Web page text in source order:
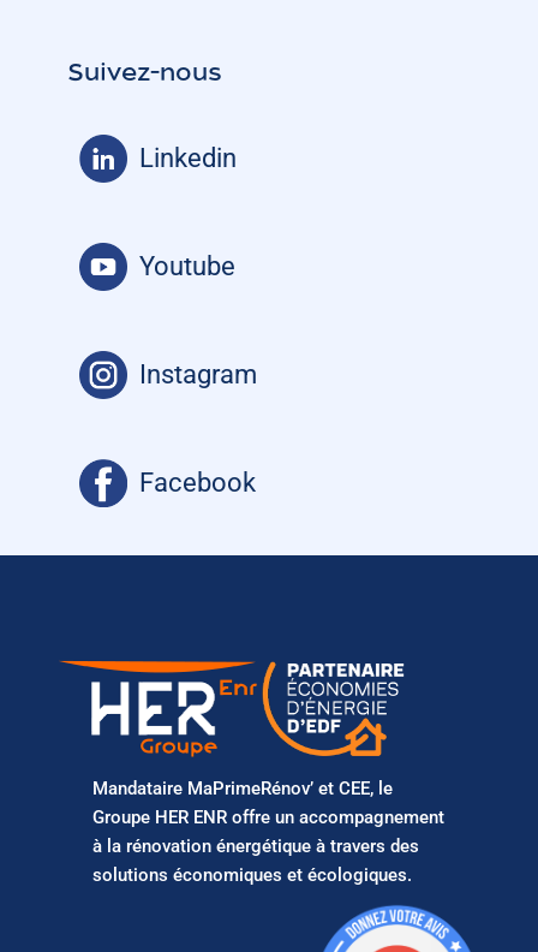
Suivez-nous
Linkedin
Youtube
Instagram
Facebook
Mandataire MaPrimeRénov’ et CEE, le
Groupe HER ENR offre un accompagnement
à la rénovation énergétique à travers des
solutions économiques et écologiques.